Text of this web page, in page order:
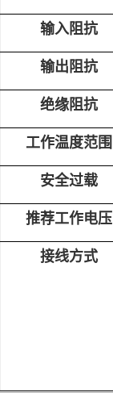
输入阻抗
输出阻抗
绝缘阻抗
工作温度范围
安全过载
推荐工作电压
接线方式